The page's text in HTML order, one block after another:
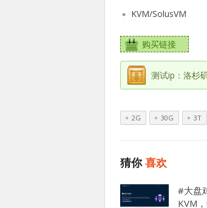
KVM/SolusVM
购买链接
测试ip：洛杉
2G 30G 3T
猜你喜欢
#大盘
KVM